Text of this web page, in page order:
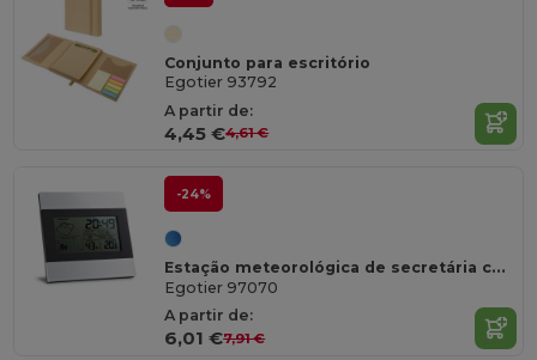
Conjunto para escritório
Egotier 93792
A partir de:
4,45 €4,61 €
-24%
Estação meteorológica de secretária com ecrã LCD em alumínio e ABS
Egotier 97070
A partir de:
6,01 €7,91 €